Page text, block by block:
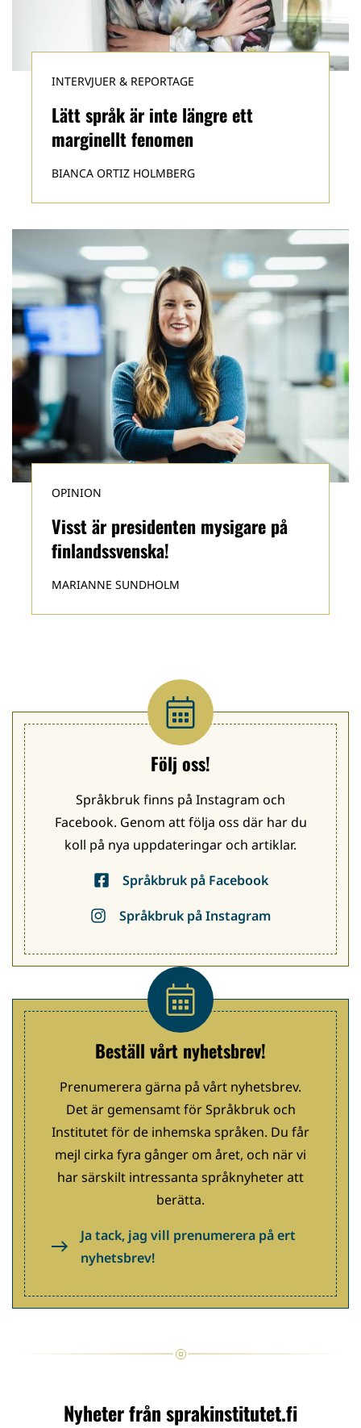
Lätt språk är inte längre ett
marginellt fenomen
INTERVJUER & REPORTAGE
BIANCA ORTIZ HOLMBERG
Visst är presidenten mysigare på
finlandssvenska!
OPINION
MARIANNE SUNDHOLM
Följ oss!
Språkbruk finns på Instagram och
Facebook. Genom att följa oss där har du
koll på nya uppdateringar och artiklar.
Språkbruk på Facebook
Språkbruk på Instagram
Beställ vårt nyhetsbrev!
Prenumerera gärna på vårt nyhetsbrev.
Det är gemensamt för Språkbruk och
Institutet för de inhemska språken. Du får
mejl cirka fyra gånger om året, och när vi
har särskilt intressanta språknyheter att
berätta.
Ja tack, jag vill prenumerera på ert
nyhetsbrev!
Nyheter från sprakinstitutet.fi